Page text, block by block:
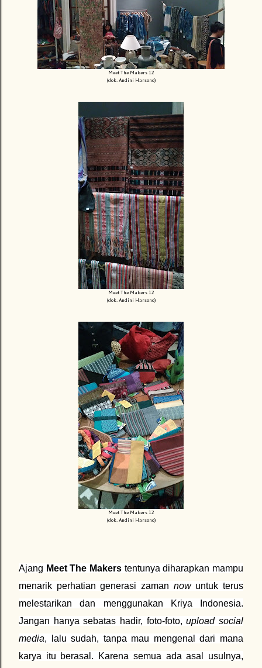
Meet The Makers 12
(dok. Andini Harsono)
Meet The Makers 12
(dok. Andini Harsono)
Meet The Makers 12
(dok. Andini Harsono)
Ajang Meet The Makers tentunya diharapkan mampu
menarik perhatian generasi zaman nowuntuk terus
melestarikan dan menggunakan Kriya Indonesia.
Jangan hanya sebatas hadir, foto-foto,upload social
media, lalu sudah, tanpa mau mengenal dari mana
karya itu berasal. Karena semua ada asal usulnya,